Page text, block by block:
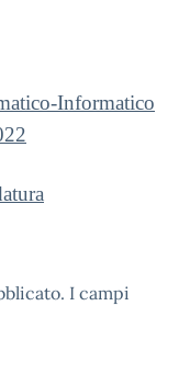
Informatico
I campi